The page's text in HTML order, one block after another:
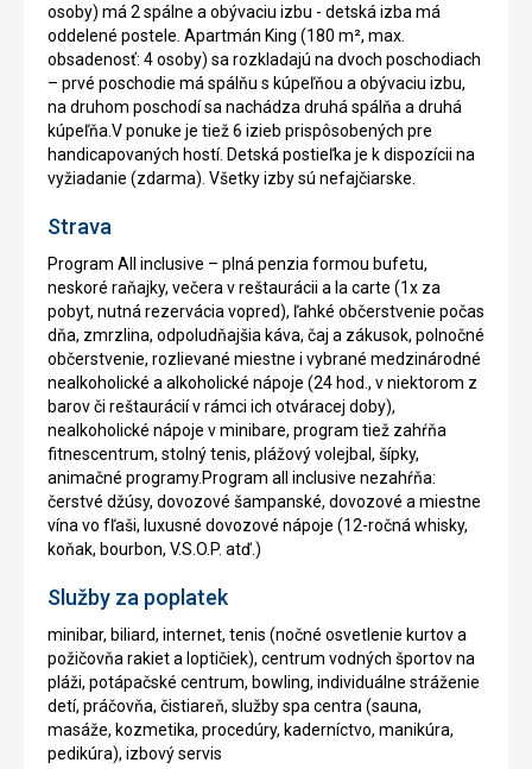
osoby) má 2 spálne a obývaciu izbu - detská izba má
oddelené postele. Apartmán King (180 m², max.
obsadenosť: 4 osoby) sa rozkladajú na dvoch poschodiach
– prvé poschodie má spálňu s kúpeľňou a obývaciu izbu,
na druhom poschodí sa nachádza druhá spálňa a druhá
kúpeľňa.V ponuke je tiež 6 izieb prispôsobených pre
handicapovaných hostí. Detská postieľka je k dispozícii na
vyžiadanie (zdarma). Všetky izby sú nefajčiarske.
Strava
Program All inclusive – plná penzia formou bufetu,
neskoré raňajky, večera v reštaurácii a la carte (1x za
pobyt, nutná rezervácia vopred), ľahké občerstvenie počas
dňa, zmrzlina, odpoludňajšia káva, čaj a zákusok, polnočné
občerstvenie, rozlievané miestne i vybrané medzinárodné
nealkoholické a alkoholické nápoje (24 hod., v niektorom z
barov či reštaurácií v rámci ich otváracej doby),
nealkoholické nápoje v minibare, program tiež zahŕňa
fitnescentrum, stolný tenis, plážový volejbal, šípky,
animačné programy.Program all inclusive nezahŕňa:
čerstvé džúsy, dovozové šampanské, dovozové a miestne
vína vo fľaši, luxusné dovozové nápoje (12-ročná whisky,
koňak, bourbon, V.S.O.P. atď.)
Služby za poplatek
minibar, biliard, internet, tenis (nočné osvetlenie kurtov a
požičovňa rakiet a loptičiek), centrum vodných športov na
pláži, potápačské centrum, bowling, individuálne stráženie
detí, práčovňa, čistiareň, služby spa centra (sauna,
masáže, kozmetika, procedúry, kaderníctvo, manikúra,
pedikúra), izbový servis